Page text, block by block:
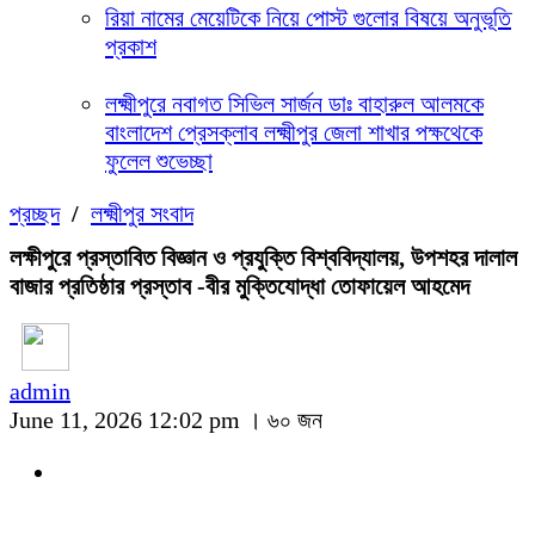
রিয়া নামের মেয়েটিকে নিয়ে পোস্ট গুলোর বিষয়ে অনুভূতি
প্রকাশ
লক্ষ্মীপুরে নবাগত সিভিল সার্জন ডাঃ বাহারুল আলমকে
বাংলাদেশ প্রেসক্লাব লক্ষ্মীপুর জেলা শাখার পক্ষথেকে
ফুলেল শুভেচ্ছা
প্রচ্ছদ/ লক্ষ্মীপুর সংবাদ
লক্ষীপুরে প্রস্তাবিত বিজ্ঞান ও প্রযুক্তি বিশ্ববিদ্যালয়, উপশহর দালাল
বাজার প্রতিষ্ঠার প্রস্তাব -বীর মুক্তিযোদ্ধা তোফায়েল আহমেদ
admin
June 11, 2026 12:02 pm । ৬০ জন